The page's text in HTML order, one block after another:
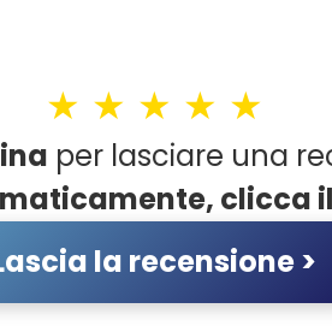
★ ★ ★ ★ ★
per lasciare una
clicca
la recensione >